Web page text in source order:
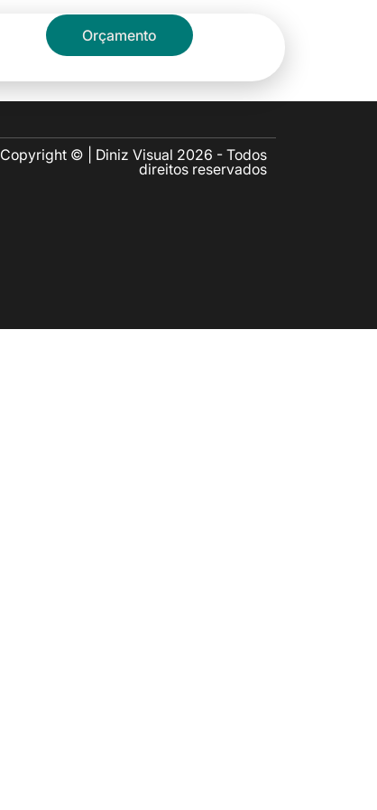
Orçamento
Copyright © | Diniz Visual 2026 - Todos
direitos reservados